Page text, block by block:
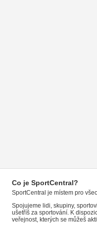
Co je SportCentral?
SportCentral je místem pro
Spojujeme lidi, skupiny,
ušetříš za sportování. K
veřejnost, kterých se můžeš